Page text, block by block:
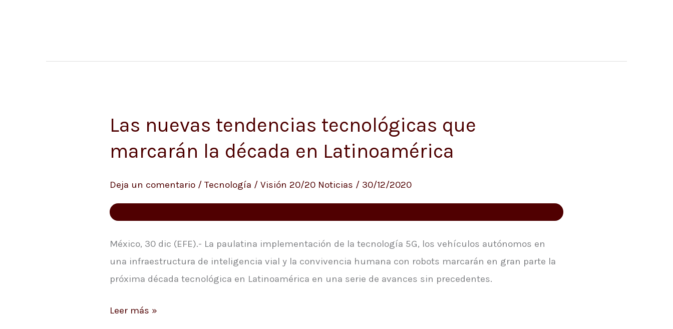
Las nuevas tendencias tecnológicas que
marcarán la década en Latinoamérica
Deja un comentario / Tecnología / Visión 20/20 Noticias / 30/12/2020
México, 30 dic (EFE).- La paulatina implementación de la tecnología 5G, los vehículos autónomos en
una infraestructura de inteligencia vial y la convivencia humana con robots marcarán en gran parte la
próxima década tecnológica en Latinoamérica en una serie de avances sin precedentes.
Las
tendencias
que
marcarán
década
en
Latinoamérica
Leer más »